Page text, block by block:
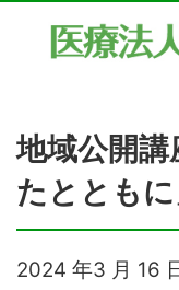
地域公開
たととも
2024 年3 月 16